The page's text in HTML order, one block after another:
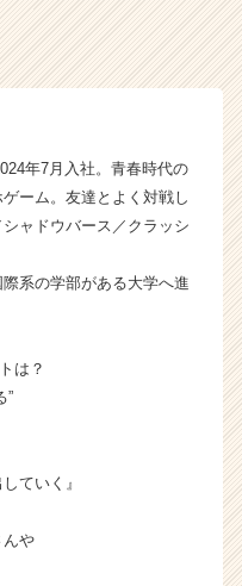
年7月入社。青春時代の
ーム。友達とよく対戦し
ャドウバース／クラッシ
系の学部がある大学へ進
は？
”
ていく』
んや